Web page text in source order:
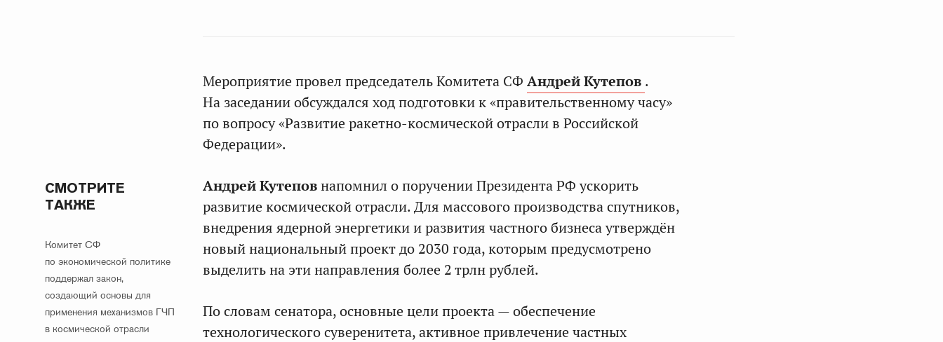
Мероприятие провел председатель Комитета СФ Андрей Кутепов .
На заседании обсуждался ход подготовки к «правительственному часу»
по вопросу «Развитие ракетно-космической отрасли в Российской
Федерации».
СМОТРИТЕ
ТАКЖЕ
Комитет СФ
по экономической политике
поддержал закон,
создающий основы для
применения механизмов ГЧП
в космической отрасли
Андрей Кутеповнапомнил о поручении Президента РФ ускорить
развитие космической отрасли. Для массового производства спутников,
внедрения ядерной энергетики и развития частного бизнеса утверждён
новый национальный проект до 2030 года, которым предусмотрено
выделить на эти направления более 2 трлн рублей.
По словам сенатора, основные цели проекта — обеспечение
технологического суверенитета, активное привлечение частных